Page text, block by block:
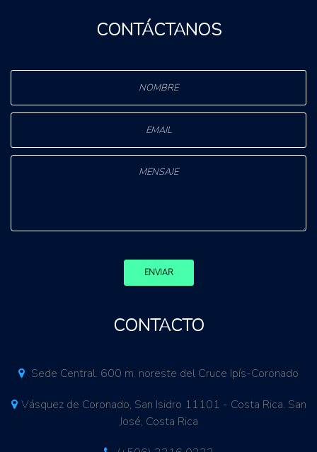
CONTÁCTANOS
ENVIAR
CONTACTO
Sede Central. 600 m. noreste del Cruce Ipís-Coronado
Vásquez de Coronado, San Isidro 11101 - Costa Rica. San
José, Costa Rica